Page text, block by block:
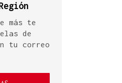
más te
de
tu correo